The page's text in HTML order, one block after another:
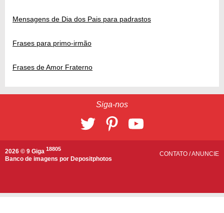
Mensagens de Dia dos Pais para padrastos
Frases para primo-irmão
Frases de Amor Fraterno
Siga-nos
2026 © 9 Giga 18805
Banco de imagens por Depositphotos
CONTATO /ANUNCIE